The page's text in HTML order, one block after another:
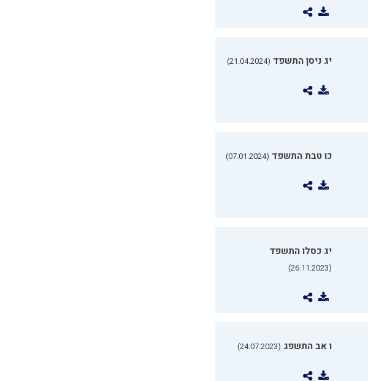
יג ניסן התשפד (21.04.2024)
כו טבת התשפד (07.01.2024)
יג כסלו התשפד
(26.11.2023)
ו אב התשפג (24.07.2023)